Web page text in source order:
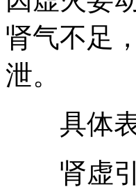
肾气不足
泄。
具体表
肾虚引